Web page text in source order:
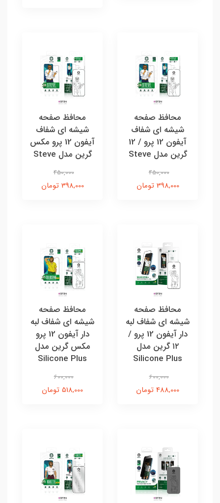
محافظ صفحه
شیشه ای شفاف
آیفون 12 پرو / 12
گرین مدل Steve
450,000
398,000 تومان
محافظ صفحه
شیشه ای شفاف
آیفون 12 پرو مکس
گرین مدل Steve
450,000
398,000 تومان
محافظ صفحه
شیشه ای شفاف لبه
دار آیفون 12 پرو /
۱۲ گرین مدل
Silicone Plus
600,000
488,000 تومان
محافظ صفحه
شیشه ای شفاف لبه
دار آیفون 12 پرو
مکس گرین مدل
Silicone Plus
600,000
518,000 تومان